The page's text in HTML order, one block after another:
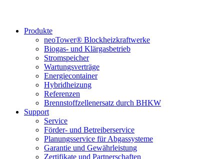
Produkte
neoTower® Blockheizkraftwerke
Biogas- und Klärgasbetrieb
Stromspeicher
Wartungsverträge
Energiecontainer
Hybridheizung
Referenzen
Brennstoffzellenersatz durch BHKW
Support
Service
Förder- und Betreiberservice
Planungsservice für Abgassysteme
Garantie und Gewährleistung
Zertifikate und Partnerschaften